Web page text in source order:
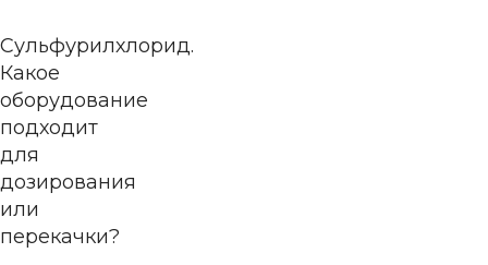
Сульфурилхлорид.
Какое
оборудование
подходит
для
дозирования
или
перекачки?